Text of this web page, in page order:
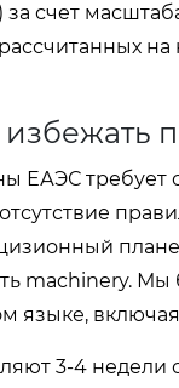
счет
ЕАЭС требует
machinery.
языке,
3-4